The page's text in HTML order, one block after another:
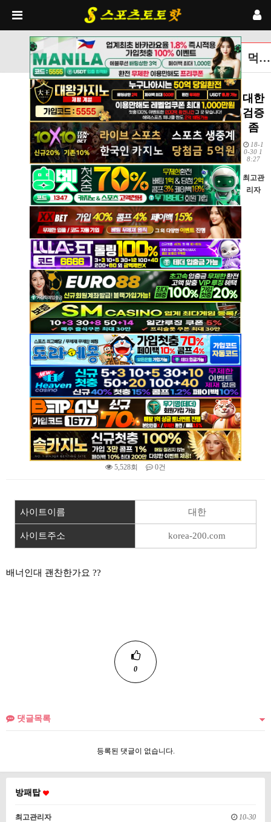
먹튀검증토토사이트 글보기
대한
검증
좀
18-1
0-30 1
8:27
최고관
리자
5,528회 0건
사이트이름 대한
사이트주소 korea-200.com
배너인대 괜찬한가요 ??
0
댓글목록
등록된 댓글이 없습니다.
방패탑
최고관리자 10-30